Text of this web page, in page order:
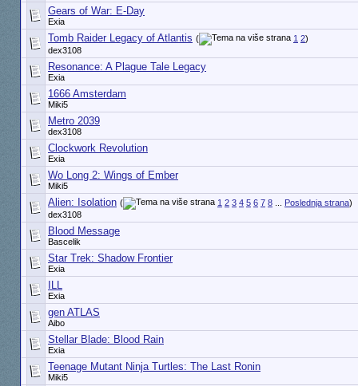
Gears of War: E-Day
Exia
Tomb Raider Legacy of Atlantis ( 1 2)
dex3108
Resonance: A Plague Tale Legacy
Exia
1666 Amsterdam
Miki5
Metro 2039
dex3108
Clockwork Revolution
Exia
Wo Long 2: Wings of Ember
Miki5
Alien: Isolation ( 1 2 3 4 5 6 7 8... Poslednja strana)
dex3108
Blood Message
Bascelik
Star Trek: Shadow Frontier
Exia
ILL
Exia
gen ATLAS
Aibo
Stellar Blade: Blood Rain
Exia
Teenage Mutant Ninja Turtles: The Last Ronin
Miki5